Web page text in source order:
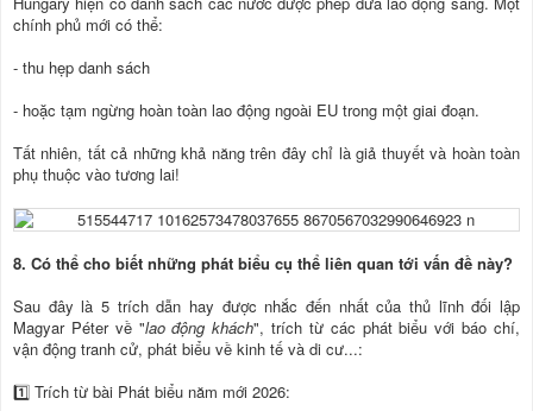
chính phủ mới có thể:
- thu hẹp danh sách
- hoặc tạm ngừng hoàn toàn lao động ngoài EU trong một giai đoạn.
Tất nhiên, tất cả những khả năng trên đây chỉ là giả thuyết và hoàn toàn
phụ thuộc vào tương lai!
8. Có thể cho biết những phát biểu cụ thể liên quan tới vấn đề này?
Sau đây là 5 trích dẫn hay được nhắc đến nhất của thủ lĩnh đối lập
Magyar Péter về "lao động khách", trích từ các phát biểu với báo chí,
vận động tranh cử, phát biểu về kinh tế và di cư...:
1️⃣ Trích từ bài Phát biểu năm mới 2026: